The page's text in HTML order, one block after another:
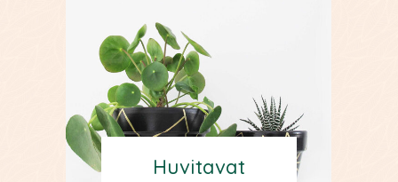
Huvitavat